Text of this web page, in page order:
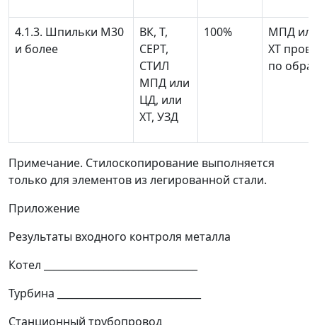
4.1.3. Шпильки М30
и более
ВК, Т,
СЕРТ,
СТИЛ
МПД или
ЦД, или
XT, УЗД
100%
МПД
XT
по
Примечание. Стилоскопирование выполняется
только для элементов из легированной стали.
Приложение
Результаты входного контроля металла
Котел _______________________________
Турбина _____________________________
Станционный трубопровод